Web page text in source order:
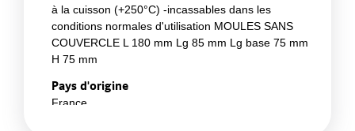
à la cuisson (+250°C) -incassables dans les
conditions normales d'utilisation MOULES SANS
COUVERCLE L 180 mm Lg 85 mm Lg base 75 mm
H 75 mm
Pays d'origine
France